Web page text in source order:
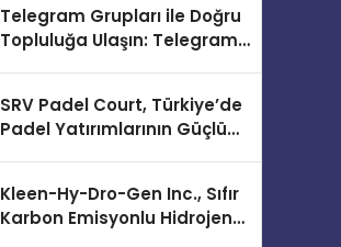
Telegram Grupları ile Doğru
Topluluğa Ulaşın: Telegram
SRV Padel Court, Türkiye’de
Padel Yatırımlarının Güçlü
Kleen-Hy-Dro-Gen Inc., Sıfır
Karbon Emisyonlu Hidrojen